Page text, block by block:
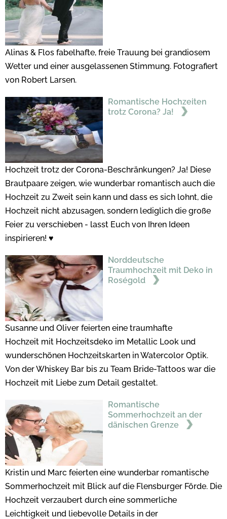
Alinas & Flos fabelhafte, freie Trauung bei grandiosem
Wetter und einer ausgelassenen Stimmung. Fotografiert
von Robert Larsen.
Romantische Hochzeiten
trotz Corona? Ja!
Hochzeit trotz der Corona-Beschränkungen? Ja! Diese
Brautpaare zeigen, wie wunderbar romantisch auch die
Hochzeit zu Zweit sein kann und dass es sich lohnt, die
Hochzeit nicht abzusagen, sondern lediglich die große
Feier zu verschieben - lasst Euch von Ihren Ideen
inspirieren! ♥
Norddeutsche
Traumhochzeit mit Deko in
Roségold
Susanne und Oliver feierten eine traumhafte
Hochzeit mit Hochzeitsdeko im Metallic Look und
wunderschönen Hochzeitskarten in Watercolor Optik.
Von der Whiskey Bar bis zu Team Bride-Tattoos war die
Hochzeit mit Liebe zum Detail gestaltet.
Romantische
Sommerhochzeit an der
dänischen Grenze
Kristin und Marc feierten eine wunderbar romantische
Sommerhochzeit mit Blick auf die Flensburger Förde. Die
Hochzeit verzaubert durch eine sommerliche
Leichtigkeit und liebevolle Details in der